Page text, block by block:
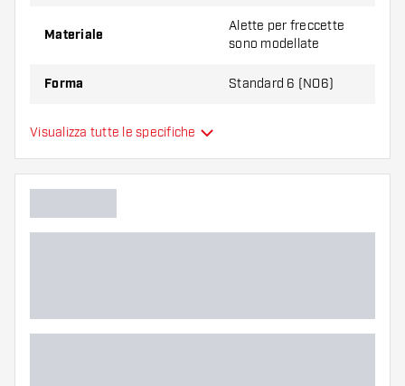
Provate una forma, un materiale o uno
variante vi si addice di più!
Materiale
Alette per freccette
sono modellate
Forma Standard 6 (NO6)
Tipo
Colore principale
Visualizza tutte le specifiche